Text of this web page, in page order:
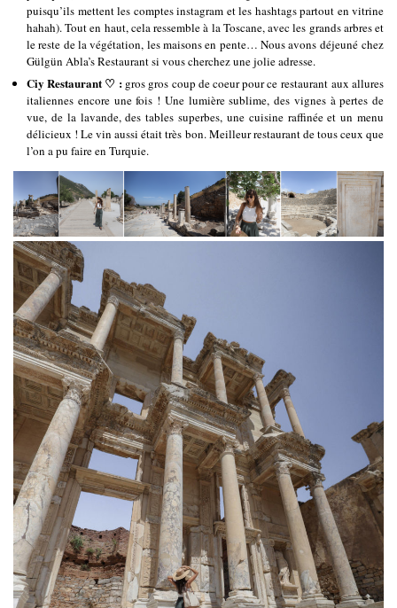
puisqu’ils mettent les comptes instagram et les hashtags partout en vitrine
hahah). Tout en haut, cela ressemble à la Toscane, avec les grands arbres et
le reste de la végétation, les maisons en pente… Nous avons déjeuné chez
Gülgün Abla’s Restaurant si vous cherchez une jolie adresse.
Ciy Restaurant ♡ : gros gros coup de coeur pour ce restaurant aux allures
italiennes encore une fois ! Une lumière sublime, des vignes à pertes de
vue, de la lavande, des tables superbes, une cuisine raffinée et un menu
délicieux ! Le vin aussi était très bon. Meilleur restaurant de tous ceux que
l’on a pu faire en Turquie.